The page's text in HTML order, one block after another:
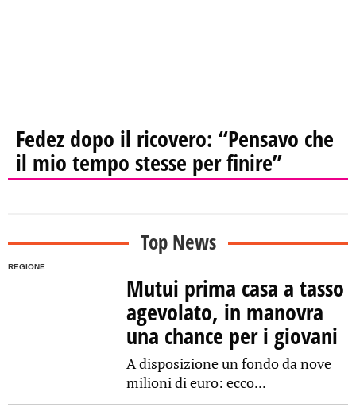
Fedez dopo il ricovero: “Pensavo che
il mio tempo stesse per finire”
Top News
REGIONE
Mutui prima casa a tasso
agevolato, in manovra
una chance per i giovani
A disposizione un fondo da nove
milioni di euro: ecco...